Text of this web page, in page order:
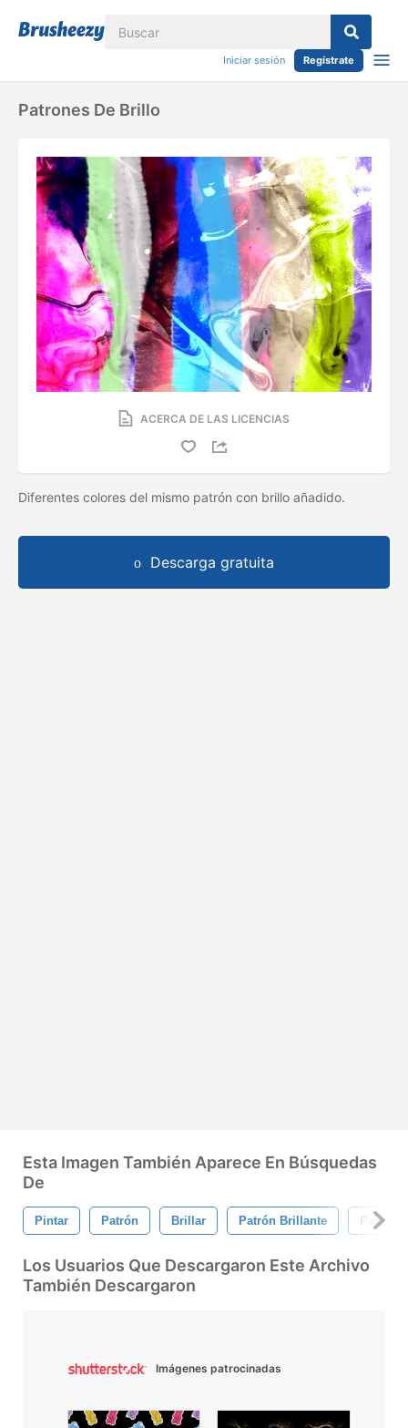
Iniciar sesión Regístrate
Patrones De Brillo
ACERCA DE LAS LICENCIAS
Diferentes colores del mismo patrón con brillo añadido.
Descarga gratuita
Esta Imagen También Aparece En Búsquedas
De
Pintar Patrón Brillar Patrón Brillante Patrón
Los Usuarios Que Descargaron Este Archivo
También Descargaron
Imágenes patrocinadas